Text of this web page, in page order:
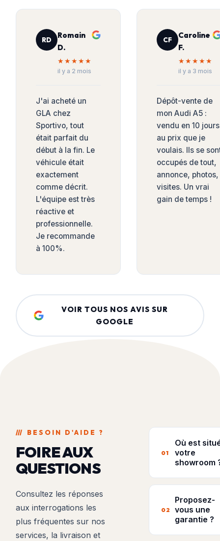
RD
Romain
D.
★★★★★
il y a 2 mois
J'ai acheté un
GLA chez
Sportivo, tout
était parfait du
début à la fin. Le
véhicule était
exactement
comme décrit.
L'équipe est très
réactive et
professionnelle.
Je recommande
à 100%.
CF
Caroline
F.
★★★★★
il y a 3 mois
Dépôt-vente de
mon Audi A5 :
vendu en 10 jours
au prix que je
voulais. Ils se
occupés de tout,
annonce, photos,
visites. Un vrai
gain de temps !
VOIR TOUS NOS AVIS SUR
GOOGLE
/// BESOIN D'AIDE ?
FOIRE AUX
QUESTIONS
Consultez les réponses
aux interrogations les
plus fréquentes sur nos
services, la livraison et
01
Où est
votre
showroom
Nous sommes
au 13 Rue de
à Chauray
proche de
02
Proposez-
vous une
garantie ?